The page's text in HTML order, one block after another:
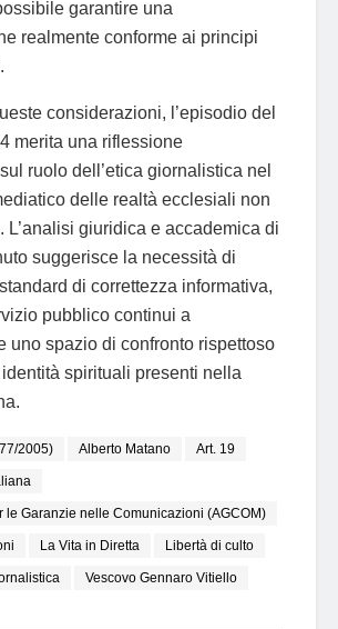
garantire una
realmente conforme ai principi
considerazioni, l’episodio del
merita una riflessione
ruolo dell’etica giornalistica nel
delle realtà ecclesiali non
L’analisi giuridica e accademica di
suggerisce la necessità di
di correttezza informativa,
pubblico continui a
uno spazio di confronto rispettoso
spirituali presenti nella
2005) Alberto Matano Art. 19
le Garanzie nelle Comunicazioni (AGCOM)
La Vita in Diretta Libertà di culto
Vescovo Gennaro Vitiello